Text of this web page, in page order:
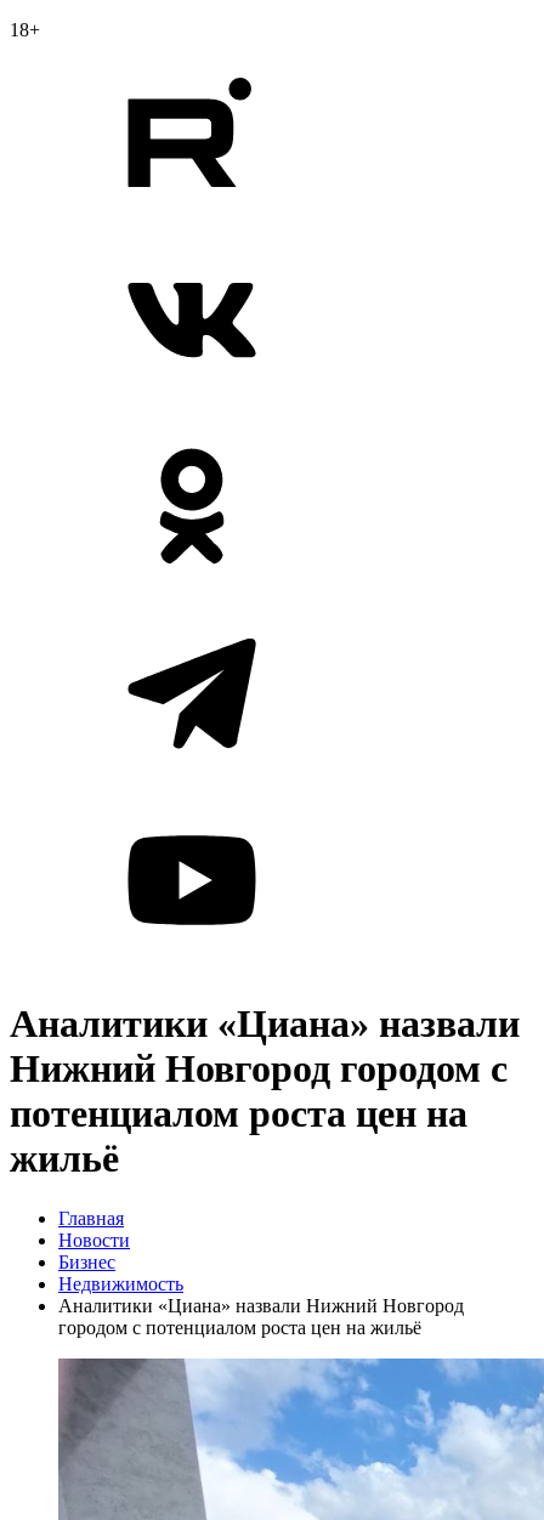
18+
Аналитики «Циана» назвали
Нижний Новгород городом с
потенциалом роста цен на
жильё
Главная
Новости
Бизнес
Недвижимость
Аналитики «Циана» назвали Нижний Новгород
городом с потенциалом роста цен на жильё